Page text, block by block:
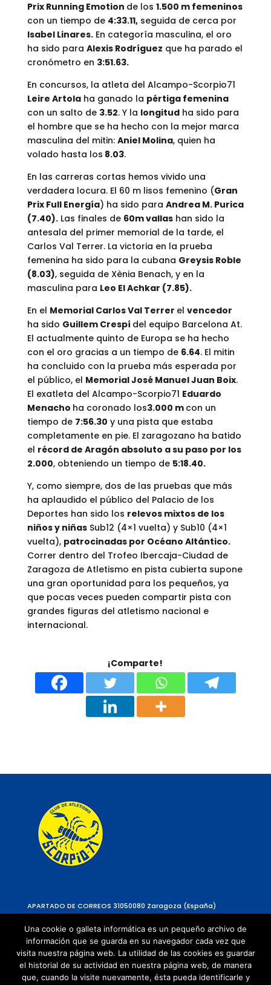
Prix Running Emotion de los 1.500 m femeninos
con un tiempo de 4:33.11,seguida de cerca por
Isabel Linares.En categoría masculina, el oro
ha sido para Alexis Rodríguez que ha parado el
cronómetro en 3:51.63.
En concursos, la atleta del Alcampo-Scorpio71
Leire Artolaha ganado la pértiga femenina
con un salto de 3.52. Y la longitudha sido para
el hombre que se ha hecho con la mejor marca
masculina del mitin: Aniel Molina, quien ha
volado hasta los 8.03.
En las carreras cortas hemos vivido una
verdadera locura. El 60 m lisos femenino (Gran
Prix Full Energía) ha sido para Andrea M. Purica
(7.40).Las finales de 60m vallashan sido la
antesala del primer memorial de la tarde, el
Carlos Val Terrer. La victoria en la prueba
femenina ha sido para la cubana Greysis Roble
(8.03), seguida de Xènia Benach, y en la
masculina para Leo El Achkar (7.85).
En el Memorial Carlos Val Terrer el vencedor
ha sido Guillem Crespí del equipo Barcelona At.
El actualmente quinto de Europa se ha hecho
con el oro gracias a un tiempo de 6.64. El mitin
ha concluido con la prueba más esperada por
el público, el Memorial José Manuel Juan Boix.
El exatleta del Alcampo-Scorpio71 Eduardo
Menacho ha coronado los3.000 m con un
tiempo de 7:56.30 y una pista que estaba
completamente en pie. El zaragozano ha batido
el récord de Aragón absoluto a su paso por los
2.000, obteniendo un tiempo de 5:18.40.
Y, como siempre, dos de las pruebas que más
ha aplaudido el público del Palacio de los
Deportes han sido los relevos mixtos de los
niños y niñasSub12 (4×1 vuelta) y Sub10 (4×1
vuelta), patrocinadas por Océano Altántico.
Correr dentro del Trofeo Ibercaja-Ciudad de
Zaragoza de Atletismo en pista cubierta supone
una gran oportunidad para los pequeños, ya
que pocas veces pueden compartir pista con
grandes figuras del atletismo nacional e
internacional.
¡Comparte!
APARTADO DE CORREOS 31050080 Zaragoza (España)
Una cookie o galleta informática es un pequeño archivo de
información que se guarda en su navegador cada vez que
visita nuestra página web. La utilidad de las cookies es guardar
el historial de su actividad en nuestra página web, de manera
que, cuando la visite nuevamente, ésta pueda identificarle y